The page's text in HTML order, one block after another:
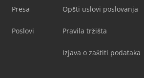
Presa
Poslovi
Opšti uslovi poslovanja
Pravila tržišta
Izjava o zaštiti podataka